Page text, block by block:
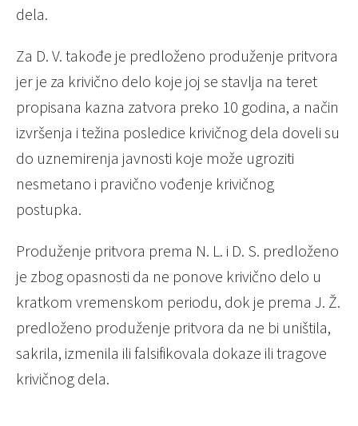
dela.
Za D. V. takođe je predloženo produženje pritvora
jer je za krivično delo koje joj se stavlja na teret
propisana kazna zatvora preko 10 godina, a način
izvršenja i težina posledice krivičnog dela doveli su
do uznemirenja javnosti koje može ugroziti
nesmetano i pravično vođenje krivičnog
postupka.
Produženje pritvora prema N. L. i D. S. predloženo
je zbog opasnosti da ne ponove krivično delo u
kratkom vremenskom periodu, dok je prema J. Ž.
predloženo produženje pritvora da ne bi uništila,
sakrila, izmenila ili falsifikovala dokaze ili tragove
krivičnog dela.